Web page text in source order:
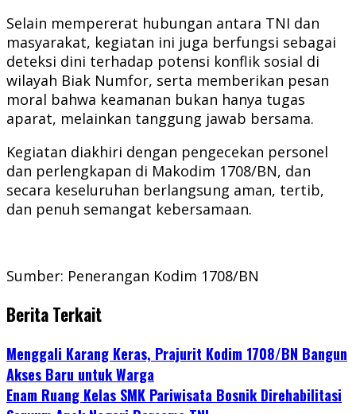
Selain mempererat hubungan antara TNI dan
masyarakat, kegiatan ini juga berfungsi sebagai
deteksi dini terhadap potensi konflik sosial di
wilayah Biak Numfor, serta memberikan pesan
moral bahwa keamanan bukan hanya tugas
aparat, melainkan tanggung jawab bersama.
Kegiatan diakhiri dengan pengecekan personel
dan perlengkapan di Makodim 1708/BN, dan
secara keseluruhan berlangsung aman, tertib,
dan penuh semangat kebersamaan.
Sumber: Penerangan Kodim 1708/BN
Berita Terkait
Menggali Karang Keras, Prajurit Kodim 1708/BN Bangun
Akses Baru untuk Warga
Enam Ruang Kelas SMK Pariwisata Bosnik Direhabilitasi